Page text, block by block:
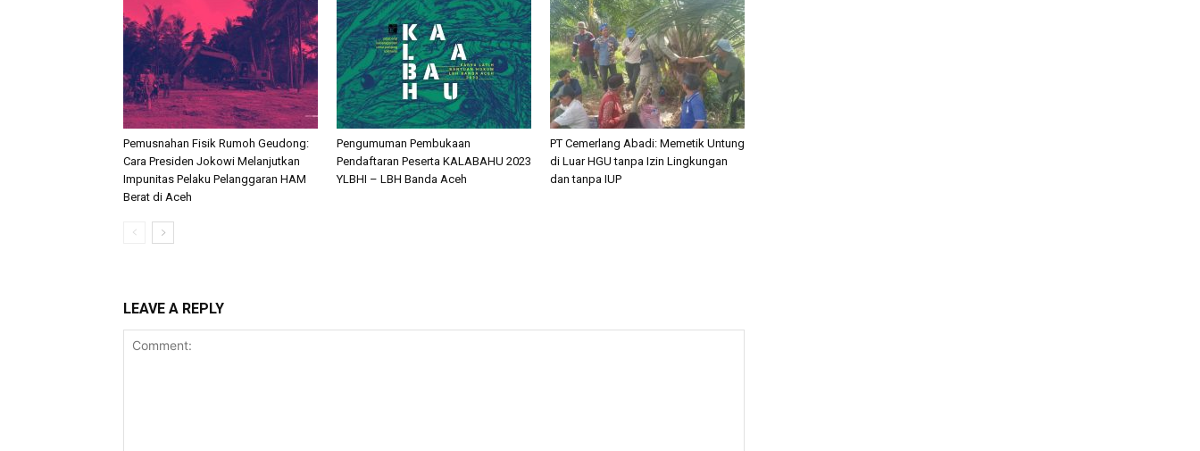
Pemusnahan Fisik Rumoh Geudong:
Cara Presiden Jokowi Melanjutkan
Impunitas Pelaku Pelanggaran HAM
Berat di Aceh
Pengumuman Pembukaan
Pendaftaran Peserta KALABAHU 2023
YLBHI – LBH Banda Aceh
PT Cemerlang Abadi: Memetik Untung
di Luar HGU tanpa Izin Lingkungan
dan tanpa IUP
LEAVE A REPLY